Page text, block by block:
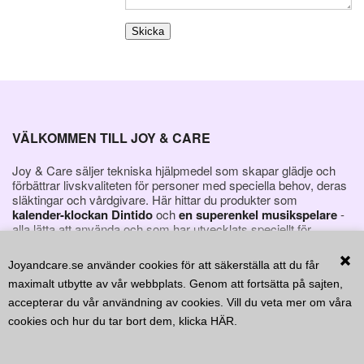
Joyandcare.se använder cookies för att säkerställa att du får
maximalt utbytte av vår webbplats. Genom att fortsätta på sajten,
accepterar du vår användning av cookies. Vill du veta mer om våra
cookies och hur du tar bort dem, klicka HÄR
VÄLKOMMEN TILL JOY & CARE
Joy & Care säljer tekniska hjälpmedel som skapar glädje och
förbättrar livskvaliteten för personer med speciella behov, deras
släktingar och vårdgivare. Här hittar du produkter som
kalender-klockan Dintidoochen superenkel musikspelare-
alla lätta att använda och som har utvecklats speciellt för